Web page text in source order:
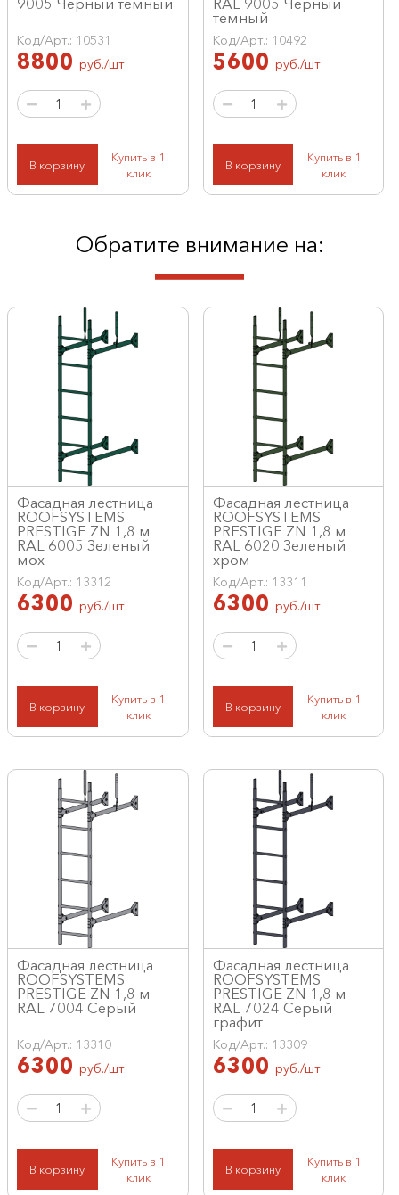
Код/Арт.: 10531
8800 руб./шт
В корзину
Купить в 1
клик
темный
Код/Арт.: 10492
5600 руб./шт
В корзину
Купить в 1
клик
Обратите внимание на:
Фасадная лестница
ROOFSYSTEMS
PRESTIGE ZN 1,8 м
RAL 6005 Зеленый
мох
Код/Арт.: 13312
6300 руб./шт
В корзину
Купить в 1
клик
Фасадная лестница
ROOFSYSTEMS
PRESTIGE ZN 1,8 м
RAL 6020 Зеленый
хром
Код/Арт.: 13311
6300 руб./шт
В корзину
Купить в 1
клик
Фасадная лестница
ROOFSYSTEMS
PRESTIGE ZN 1,8 м
RAL 7004 Серый
Код/Арт.: 13310
6300 руб./шт
В корзину
Купить в 1
клик
Фасадная лестница
ROOFSYSTEMS
PRESTIGE ZN 1,8 м
RAL 7024 Серый
графит
Код/Арт.: 13309
6300 руб./шт
В корзину
Купить в 1
клик